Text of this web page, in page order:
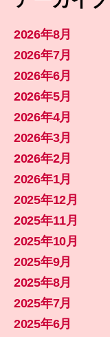
2026年8月
2026年7月
2026年6月
2026年5月
2026年4月
2026年3月
2026年2月
2026年1月
2025年12月
2025年11月
2025年10月
2025年9月
2025年8月
2025年7月
2025年6月